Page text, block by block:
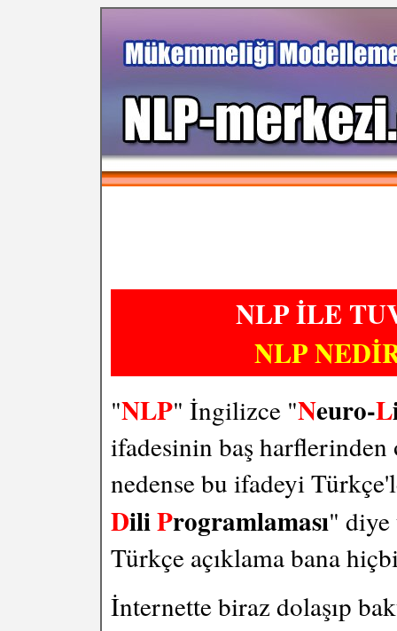
NLP İLE
NLP
"NLP" İngilizce "Neuro-L
ifadesinin baş harflerinden
nedense bu ifadeyi
DiliProgramlaması" diye
Türkçe açıklama bana
İnternette biraz dolaşıp